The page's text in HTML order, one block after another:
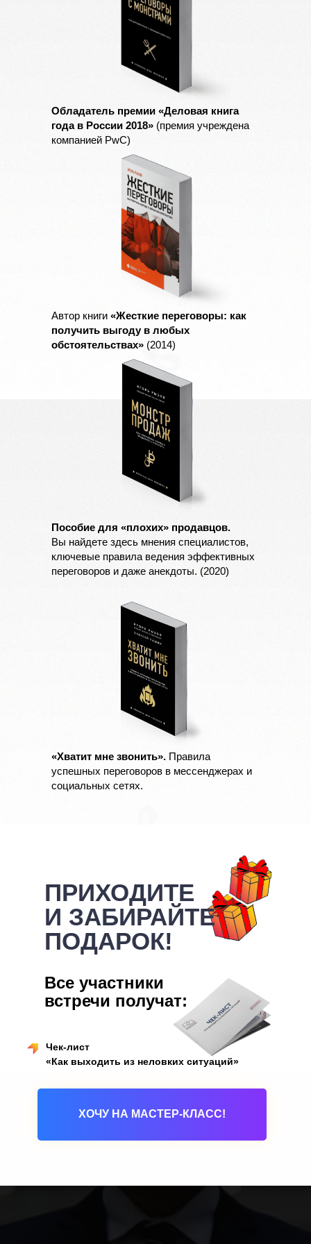
Обладатель премии «Деловая книга
года в России 2018» (премия учреждена
компанией PwC)
Автор книги «Жесткие переговоры: как
получить выгоду в любых
обстоятельствах» (2014)
Пособие для «плохих» продавцов.
Вы найдете здесь мнения специалистов,
ключевые правила ведения эффективных
переговоров и даже анекдоты. (2020)
«Хватит мне звонить». Правила
успешных переговоров в мессенджерах и
социальных сетях.
ПРИХОДИТЕ
И ЗАБИРАЙТЕ
ПОДАРОК!
Все участники
встречи получат:
Чек-лист
«Как выходить из неловких ситуаций»
ХОЧУ НА МАСТЕР-КЛАСС!